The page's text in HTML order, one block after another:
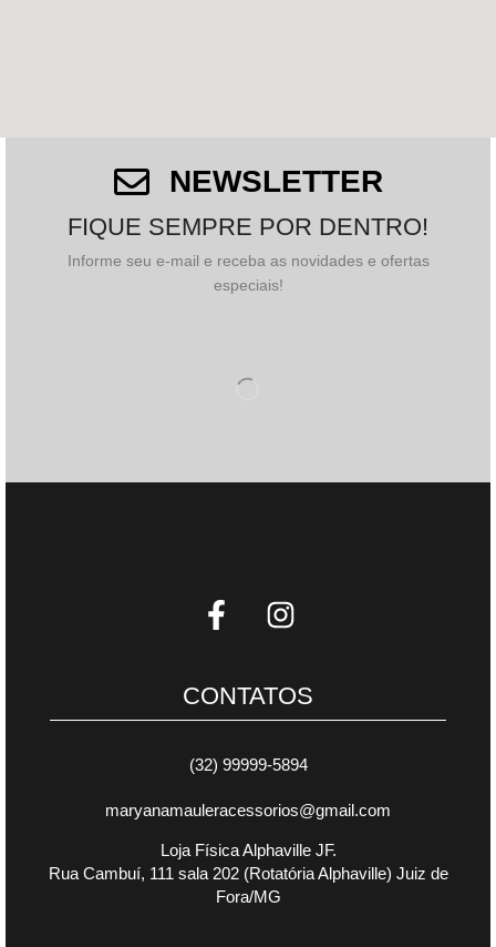
NEWSLETTER
FIQUE SEMPRE POR DENTRO!
Informe seu e-mail e receba as novidades e ofertas
especiais!
CONTATOS
(32) 99999-5894
maryanamauleracessorios@gmail.com
Loja Física Alphaville JF.
Rua Cambuí, 111 sala 202 (Rotatória Alphaville) Juiz de
Fora/MG